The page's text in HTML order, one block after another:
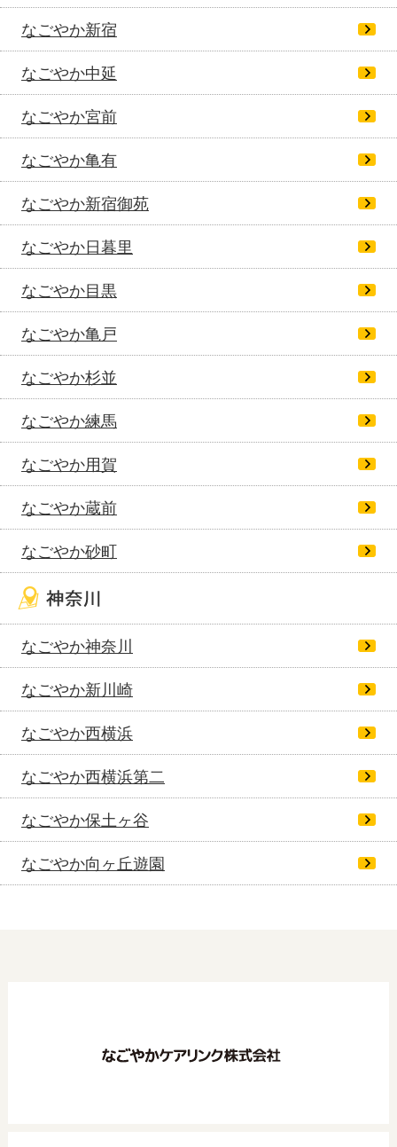
なごやか新宿
なごやか中延
なごやか宮前
なごやか亀有
なごやか新宿御苑
なごやか日暮里
なごやか目黒
なごやか亀戸
なごやか杉並
なごやか練馬
なごやか用賀
なごやか蔵前
なごやか砂町
なごやか神奈川
なごやか新川崎
なごやか西横浜
なごやか西横浜第二
なごやか保土ヶ谷
なごやか向ヶ丘遊園